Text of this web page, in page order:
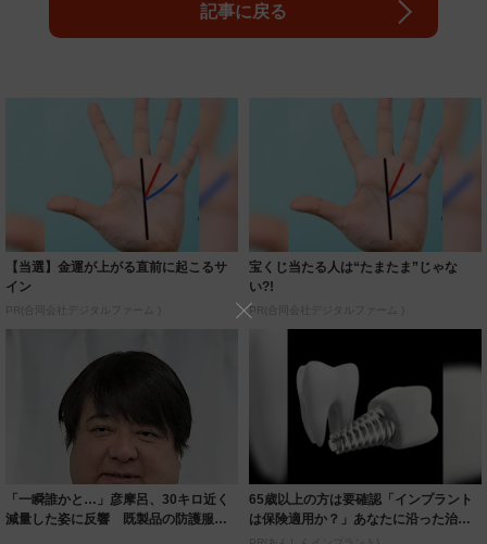
記事に戻る
【当選】金運が上がる直前に起こるサ
イン
PR(合同会社デジタルファーム )
宝くじ当たる人は“たまたま”じゃな
い?!
PR(合同会社デジタルファーム )
「一瞬誰かと…」彦摩呂、30キロ近く
減量した姿に反響 既製品の防護服が
65歳以上の方は要確認「インプラント
は保険適用か？」あなたに沿った治療
法や費用を...